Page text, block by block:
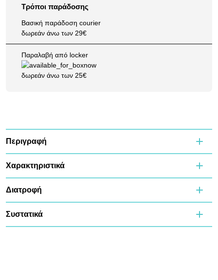
Τρόποι παράδοσης
Βασική παράδοση courier
δωρεάν άνω των 29€
Παραλαβή από locker
δωρεάν άνω των 25€
Περιγραφή
Χαρακτηριστικά
Διατροφή
Συστατικά